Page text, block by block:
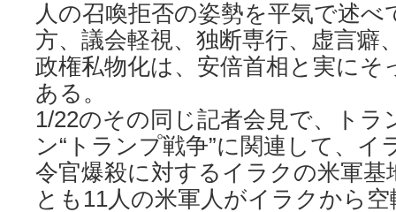
人の召喚拒否の姿勢を平気で述
方、議会軽視、独断専行、虚言癖
政権私物化は、安倍首相と実にそ
ある。
1/22のその同じ記者会見で、トラ
ン“トランプ戦争”に関連して、
令官爆殺に対するイラクの米軍基
とも11人の米軍人がイラクから